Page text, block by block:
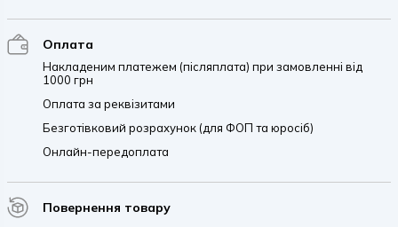
Оплата
Накладеним платежем (післяплата) при замовленні від
1000 грн
Оплата за реквізитами
Безготівковий розрахунок (для ФОП та юросіб)
Онлайн-передоплата
Повернення товару